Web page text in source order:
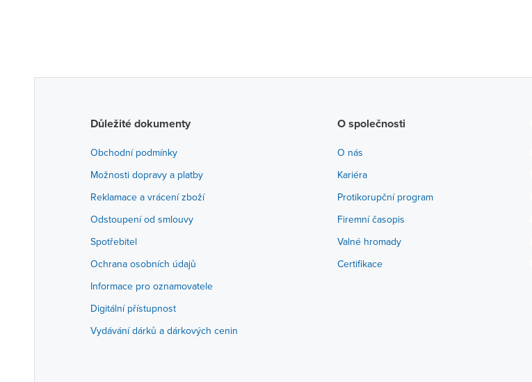
Důležité dokumenty
Obchodní podmínky
Možnosti dopravy a platby
Reklamace a vrácení zboží
Odstoupení od smlouvy
Spotřebitel
Ochrana osobních údajů
Informace pro oznamovatele
Digitální přístupnost
Vydávání dárků a dárkových cenin
O společnosti
O nás
Kariéra
Protikorupční program
Firemní časopis
Valné hromady
Certifikace